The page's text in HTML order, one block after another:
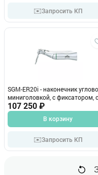
✉️Запросить КП
SGM-ER20i - наконечник
миниголовкой, с фиксатором, с
охлаждением через бор, 20:1
107 250 ₽
В корзину
✉️Запросить КП